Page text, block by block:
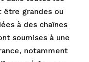
être grandes ou
à des chaînes
soumises à une
notamment